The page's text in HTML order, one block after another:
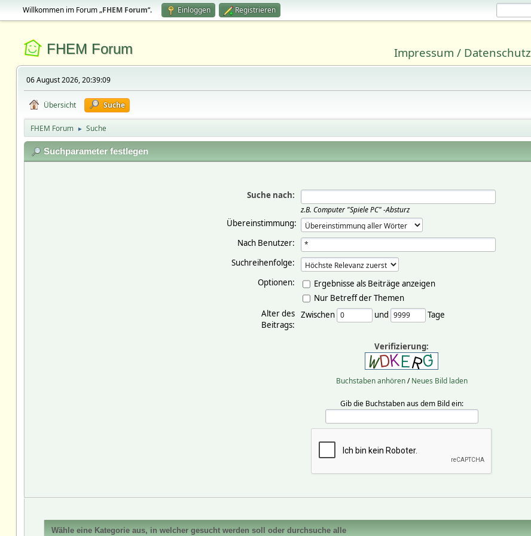
Willkommen im Forum „FHEM Forum“. Einloggen Registrieren
FHEM Forum Impressum / Datenschutz
06 August 2026, 20:39:09
Übersicht Suche
FHEM Forum ► Suche
Suchparameter festlegen
Suche nach:
z.B. Computer "Spiele PC" -Absturz
Übereinstimmung:
Nach Benutzer:
Suchreihenfolge:
Optionen:
Ergebnisse als Beiträge anzeigen
Nur Betreff der Themen
Alter des
Beitrags:
Zwischen und Tage
Verifizierung:
Buchstaben anhören/Neues Bild laden
Gib die Buchstaben aus dem Bild ein:
Wähle eine Kategorie aus, in welcher gesucht werden soll oder durchsuche alle